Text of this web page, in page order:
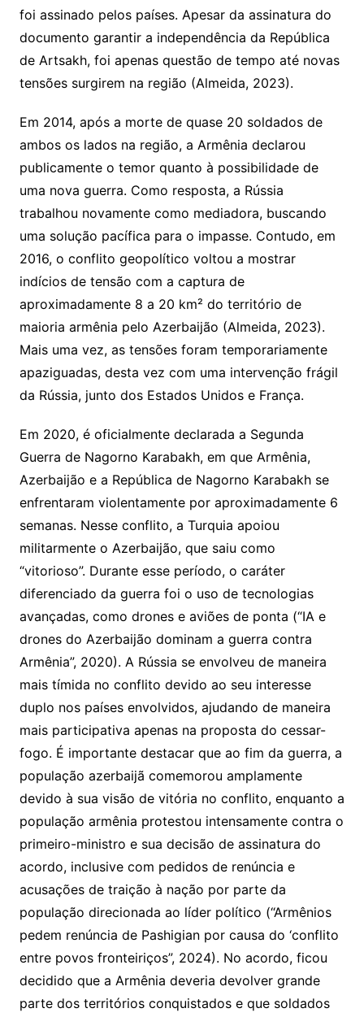
foi assinado pelos países. Apesar da assinatura do
documento garantir a independência da República
de Artsakh, foi apenas questão de tempo até novas
tensões surgirem na região (Almeida, 2023).
Em 2014, após a morte de quase 20 soldados de
ambos os lados na região, a Armênia declarou
publicamente o temor quanto à possibilidade de
uma nova guerra. Como resposta, a Rússia
trabalhou novamente como mediadora, buscando
uma solução pacífica para o impasse. Contudo, em
2016, o conflito geopolítico voltou a mostrar
indícios de tensão com a captura de
aproximadamente 8 a 20 km² do território de
maioria armênia pelo Azerbaijão (Almeida, 2023).
Mais uma vez, as tensões foram temporariamente
apaziguadas, desta vez com uma intervenção frágil
da Rússia, junto dos Estados Unidos e França.
Em 2020, é oficialmente declarada a Segunda
Guerra de Nagorno Karabakh, em que Armênia,
Azerbaijão e a República de Nagorno Karabakh se
enfrentaram violentamente por aproximadamente 6
semanas. Nesse conflito, a Turquia apoiou
militarmente o Azerbaijão, que saiu como
“vitorioso”. Durante esse período, o caráter
diferenciado da guerra foi o uso de tecnologias
avançadas, como drones e aviões de ponta (“IA e
drones do Azerbaijão dominam a guerra contra
Armênia”, 2020). A Rússia se envolveu de maneira
mais tímida no conflito devido ao seu interesse
duplo nos países envolvidos, ajudando de maneira
mais participativa apenas na proposta do cessar-
fogo. É importante destacar que ao fim da guerra, a
população azerbaijã comemorou amplamente
devido à sua visão de vitória no conflito, enquanto a
população armênia protestou intensamente contra o
primeiro-ministro e sua decisão de assinatura do
acordo, inclusive com pedidos de renúncia e
acusações de traição à nação por parte da
população direcionada ao líder político (“Armênios
pedem renúncia de Pashigian por causa do ‘conflito
entre povos fronteiriços”, 2024). No acordo, ficou
decidido que a Armênia deveria devolver grande
parte dos territórios conquistados e que soldados